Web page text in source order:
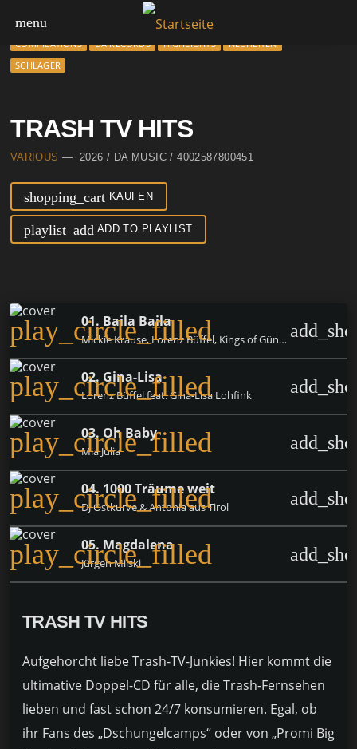
menu
COMPILATIONS DA RECORDS HIGHLIGHTS
NEUHEITEN
SCHLAGER
TRASH TV HITS
VARIOUS — 2026 / DA MUSIC / 4002587800451
shopping_cart KAUFEN
playlist_add ADD TO PLAYLIST
play_circle_filled
01. Baila Baila
Mickie Krause, Lorenz Büffel, Kings of Günter & Immer Hansi
play_circle_filled
02. Gina-Lisa
Lorenz Büffel feat. Gina-Lisa Lohfink
play_circle_filled
03. Oh Baby
Mia Julia
play_circle_filled
04. 1000 Träume weit
DJ Ostkurve & Antonia aus Tirol
play_circle_filled
05. Magdalena
Jürgen Milski
TRASH TV HITS
Aufgehorcht liebe Trash-TV-Junkies! Hier kommt die
ultimative Doppel-CD für alle, die Trash-Fernsehen
lieben und fast schon 24/7 konsumieren. Egal, ob
ihr Fans des „Dschungelcamps“ oder von „Promi Big